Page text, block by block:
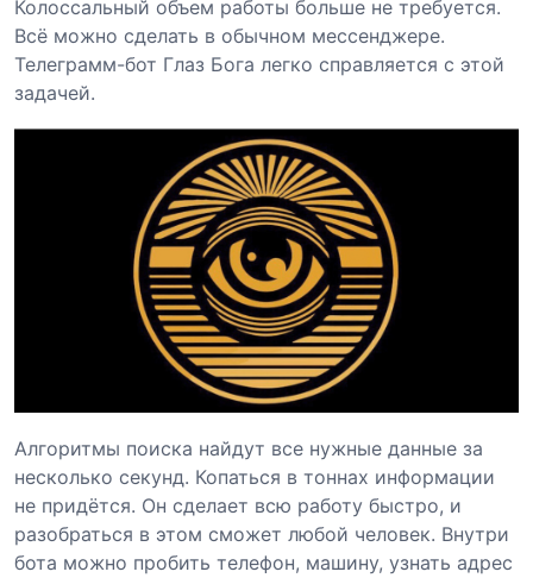
Колоссальный объем работы больше не требуется.
Всё можно сделать в обычном мессенджере.
Телеграмм-бот Глаз Бога легко справляется с этой
задачей.
Алгоритмы поиска найдут все нужные данные за
несколько секунд. Копаться в тоннах информации
не придётся. Он сделает всю работу быстро, и
разобраться в этом сможет любой человек. Внутри
бота можно пробить телефон, машину, узнать адрес